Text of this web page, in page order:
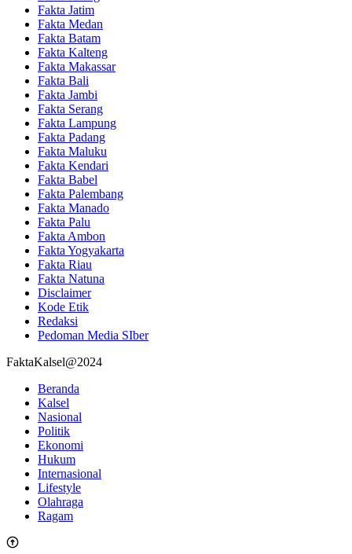
Fakta Jatim
Fakta Medan
Fakta Batam
Fakta Kalteng
Fakta Makassar
Fakta Bali
Fakta Jambi
Fakta Serang
Fakta Lampung
Fakta Padang
Fakta Maluku
Fakta Kendari
Fakta Babel
Fakta Palembang
Fakta Manado
Fakta Palu
Fakta Ambon
Fakta Yogyakarta
Fakta Riau
Fakta Natuna
Disclaimer
Kode Etik
Redaksi
Pedoman Media SIber
FaktaKalsel@2024
Beranda
Kalsel
Nasional
Politik
Ekonomi
Hukum
Internasional
Lifestyle
Olahraga
Ragam